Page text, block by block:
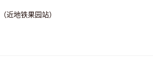
近地铁果园站）